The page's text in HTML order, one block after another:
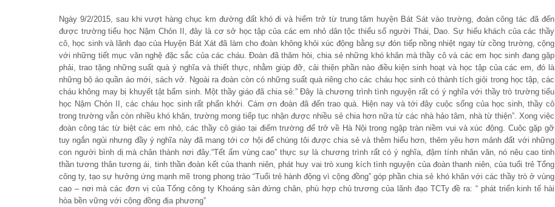
Ngày 9/2/2015, sau khi vượt hàng chục km đường đất khó đi và hiểm trở từ trung tâm huyện Bát Sát vào trường, đoàn công tác đã đến
được trường tiểu học Nậm Chỏn II, đây là cơ sở học tập của các em nhỏ dân tộc thiểu số người Thái, Dao. Sự hiếu khách của các thầy
cô, học sinh và lãnh đạo của Huyện Bát Xát đã làm cho đoàn không khỏi xúc động bằng sự đón tiếp nồng nhiệt ngay từ cồng trường, cộng
với những tiết mục văn nghệ đặc sắc của các cháu. Đoàn đã thăm hỏi, chia sẻ những khó khăn mà thầy cô và các em học sinh đang gặp
phải, trao tặng những suất quà ý nghĩa và thiết thực, nhằm giúp đỡ, cải thiện phần nào điều kiện sinh hoạt và học tập của các em, đó là
những bộ áo quần áo mới, sách vở. Ngoài ra đoàn còn có những suất quà riêng cho các cháu học sinh có thành tích giỏi trong học tập, các
cháu không may bị khuyết tật bẩm sinh. Một thầy giáo đã chia sẻ:” Đây là chương trình tình nguyện rất có ý nghĩa với thầy trò trường tiểu
học Nậm Chỏn II, các cháu học sinh rất phấn khởi. Cám ơn đoàn đã đến trao quà. Hiện nay và tới đây cuộc sống của học sinh, thầy cô
trong trường vẫn còn nhiều khó khăn, trường mong tiếp tục nhận được nhiều sẻ chia hơn nữa từ các nhà hảo tâm, nhà từ thiện”. Xong việc
đoàn công tác từ biệt các em nhỏ, các thầy cô giáo tại điểm trường để trở về Hà Nội trong ngập tràn niềm vui và xúc động. Cuộc gặp gỡ
tuy ngắn ngủi nhưng đầy ý nghĩa này đã mang tới cơ hội để chúng tôi được chia sẻ và thêm hiểu hơn, thêm yêu hơn mảnh đất với những
con người bình dị mà chân thành nơi đây.“Tết ấm vùng cao” thực sự là chương trình rất có ý nghĩa, đậm tính nhân văn, nó nêu cao tinh
thần tương thân tương ái, tinh thần đoàn kết của thanh niên, phát huy vai trò xung kích tình nguyện của đoàn thanh niên, của tuổi trẻ Tổng
công ty, tạo sự hưởng ứng mạnh mẽ trong phong trào “Tuổi trẻ hành động vì cộng đồng” góp phần chia sẻ khó khăn với các thầy trò ở vùng
cao – nơi mà các đơn vị của Tổng công ty Khoáng sản đứng chân, phù hợp chủ trương của lãnh đạo TCTy đề ra: “ phát triển kinh tế hài
hòa bền vững với cộng đồng địa phương”